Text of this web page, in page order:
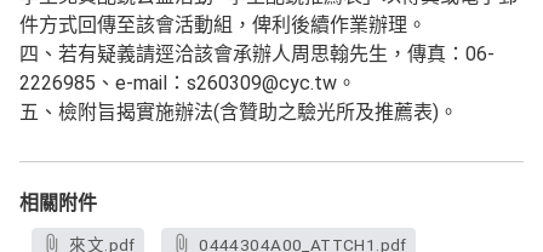
件方式回傳至該會活動組，俾利後續作業辦理。
四、若有疑義請逕洽該會承辦人周思翰先生，傳真：06-
2226985、e-mail：s260309@cyc.tw。
五、檢附旨揭實施辦法(含贊助之驗光所及推薦表)。
相關附件
來文.pdf 0444304A00_ATTCH1.pdf